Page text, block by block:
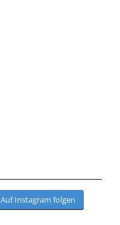
Auf Instagram folgen